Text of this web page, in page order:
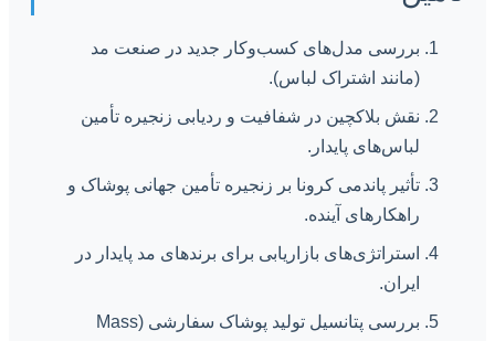
بررسی مدل‌های کسب‌وکار جدید در صنعت مد
(مانند اشتراک لباس).
نقش بلاکچین در شفافیت و ردیابی زنجیره تأمین
لباس‌های پایدار.
تأثیر پاندمی کرونا بر زنجیره تأمین جهانی پوشاک و
راهکارهای آینده.
استراتژی‌های بازاریابی برای برندهای مد پایدار در
ایران.
بررسی پتانسیل تولید پوشاک سفارشی (Mass